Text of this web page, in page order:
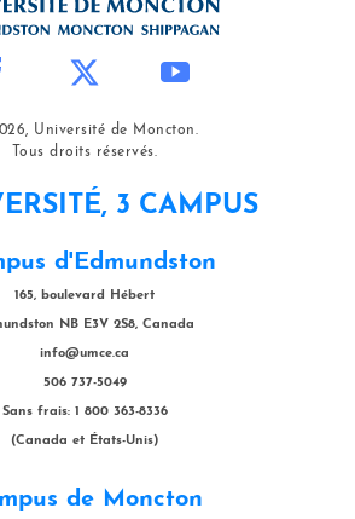
Université de Moncton.
Tous droits réservés.
3 CAMPUS
d'Edmundston
165, boulevard Hébert
NB E3V 2S8, Canada
info@umce.ca
506 737-5049
Sans frais: 1 800 363-8336
(Canada et États-Unis)
de Moncton